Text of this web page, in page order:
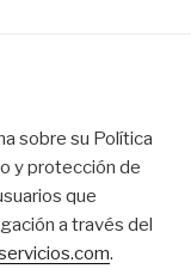
sobre su Política
y protección de
que
a través del
.